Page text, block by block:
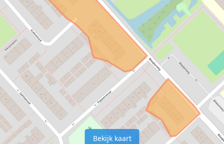
Bekijk kaart